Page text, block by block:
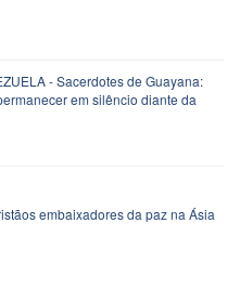
- Sacerdotes de Guayana:
em silêncio diante da
embaixadores da paz na Ásia